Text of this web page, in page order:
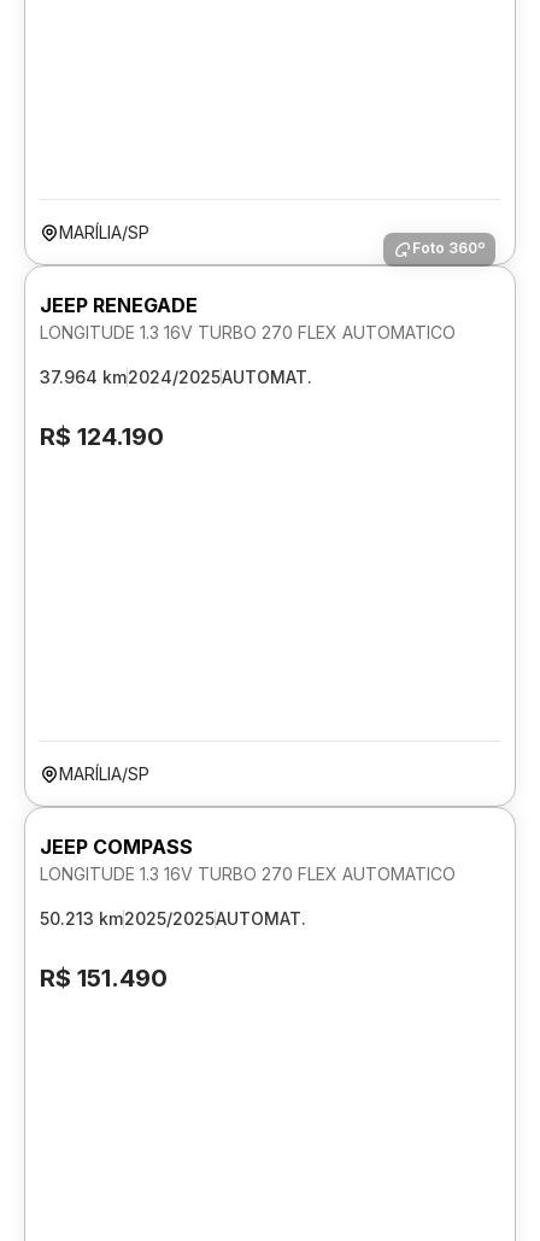
MARÍLIA/SP
Foto 360º
JEEP RENEGADE
LONGITUDE 1.3 16V TURBO 270 FLEX AUTOMATICO
37.964 km2024/2025AUTOMAT.
R$ 124.190
MARÍLIA/SP
JEEP COMPASS
LONGITUDE 1.3 16V TURBO 270 FLEX AUTOMATICO
50.213 km2025/2025AUTOMAT.
R$ 151.490